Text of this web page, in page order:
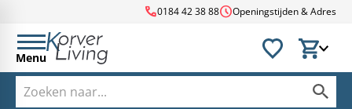
call0184 42 38 88scheduleOpeningstijden & Adres
Menu